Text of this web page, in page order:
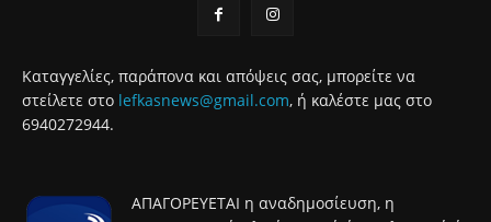
Καταγγελίες, παράπονα και απόψεις σας, μπορείτε να
στείλετε στο lefkasnews@gmail.com, ή καλέστε μας στο
6940272944.
ΑΠΑΓΟΡΕΥΕΤΑΙ η αναδημοσίευση, η